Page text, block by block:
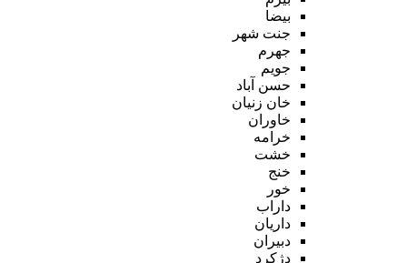
بیضا
جنت شهر
جهرم
جویم
حسن آباد
خان زنیان
خاوران
خرامه
خشت
خنج
خور
داراب
داریان
دبیران
دژکرد